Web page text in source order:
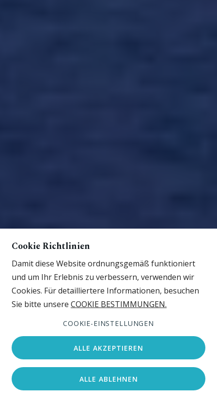
Unterkunft suchen
Cookie Richtlinien
Damit diese Website ordnungsgemäß funktioniert
und um Ihr Erlebnis zu verbessern, verwenden wir
Cookies. Für detailliertere Informationen, besuchen
Sie bitte unsere COOKIE BESTIMMUNGEN.
COOKIE-EINSTELLUNGEN
ALLE AKZEPTIEREN
ALLE ABLEHNEN